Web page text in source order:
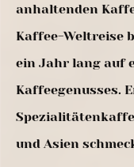
anhaltenden
Kaffee-Weltreise
ein Jahr lang auf
Kaffeegenusses.
und Asien